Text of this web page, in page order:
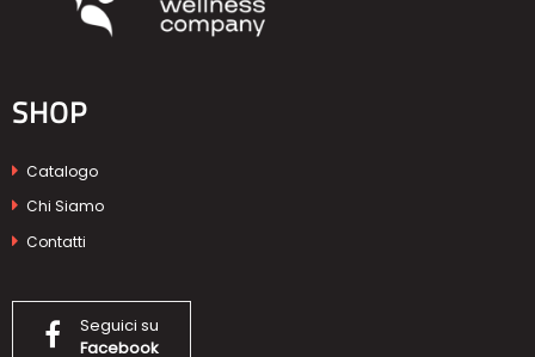
SHOP
Catalogo
Chi Siamo
Contatti
Seguici su
Facebook